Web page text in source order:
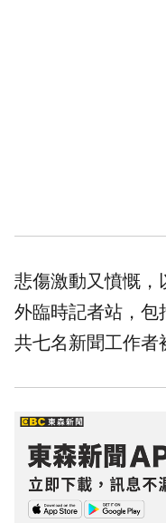
悲傷激動又憤慨，
外臨時記者站，包
共七名新聞工作者